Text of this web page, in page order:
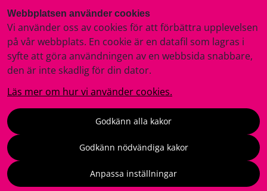
Webbplatsen använder cookies
Vi använder oss av cookies för att förbättra upplevelsen
på vår webbplats. En cookie är en datafil som lagras i
syfte att göra användningen av en webbsida snabbare,
den är inte skadlig för din dator.
Läs mer om hur vi använder cookies.
Godkänn alla kakor
Godkänn nödvändiga kakor
Anpassa inställningar